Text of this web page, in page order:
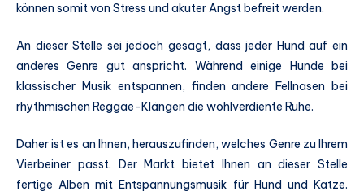
können somit von Stress und akuter Angst befreit werden.
An dieser Stelle sei jedoch gesagt, dass jeder Hund auf ein
anderes Genre gut anspricht. Während einige Hunde bei
klassischer Musik entspannen, finden andere Fellnasen bei
rhythmischen Reggae-Klängen die wohlverdiente Ruhe.
Daher ist es an Ihnen, herauszufinden, welches Genre zu Ihrem
Vierbeiner passt. Der Markt bietet Ihnen an dieser Stelle
fertige Alben mit Entspannungsmusik für Hund und Katze.